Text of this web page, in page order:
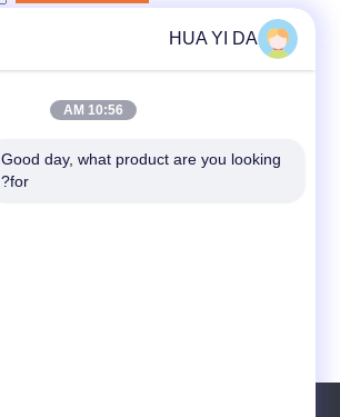
HUA YI DA
10:56 AM
Good day, what product are you looking
for?